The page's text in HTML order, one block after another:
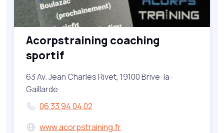
Acorpstraining coaching
sportif
63 Av. Jean Charles Rivet, 19100 Brive-la-
Gaillarde
06 33 94 04 02
www.acorpstraining.fr